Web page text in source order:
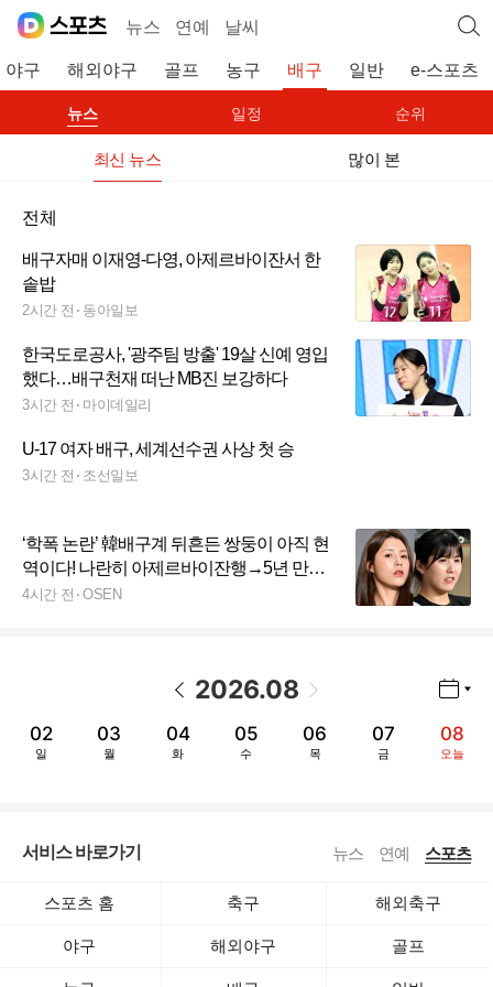
뉴스 연예 날씨
야구 해외야구 골프 농구 배구 일반 e-스포츠
뉴스 일정 순위
최신 뉴스 많이 본
전체
배구자매 이재영-다영, 아제르바이잔서 한
솥밥
2시간 전 동아일보
한국도로공사, '광주팀 방출' 19살 신예 영입
했다…배구천재 떠난 MB진 보강하다
3시간 전 마이데일리
U-17 여자 배구, 세계선수권 사상 첫 승
3시간 전 조선일보
‘학폭 논란’ 韓배구계 뒤흔든 쌍둥이 아직 현
역이다! 나란히 아제르바이잔행→5년 만에
한솥밥 확정
4시간 전 OSEN
2026.08
02
일
03
월
04
화
05
수
06
목
07
금
08
오늘
서비스 바로가기 뉴스 연예 스포츠
스포츠 홈 축구 해외축구
야구 해외야구 골프